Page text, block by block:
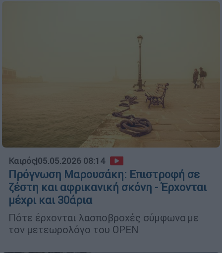
Καιρός|05.05.2026 08:14
Πρόγνωση Μαρουσάκη: Επιστροφή σε
ζέστη και αφρικανική σκόνη - Έρχονται
μέχρι και 30άρια
Πότε έρχονται λασποβροχές σύμφωνα με
τον μετεωρολόγο του OPEN